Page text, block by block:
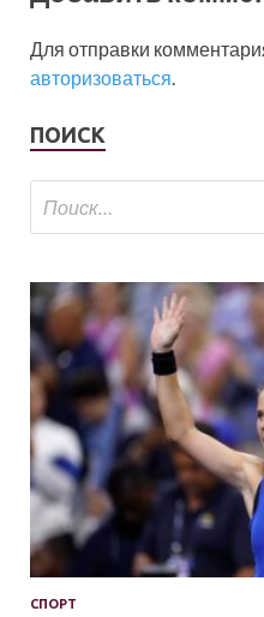
Для отправки
авторизоваться.
ПОИСК
СПОРТ